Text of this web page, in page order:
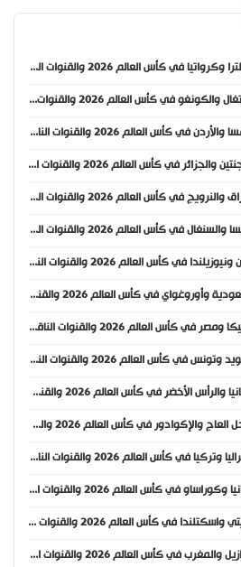
موعد مباراة إنجلترا وكرواتيا في كأس العالم 2026 والقنوات الناقلة
موعد مباراة البرتغال والكونغو في كأس العالم 2026 والقنوات الناقلة
موعد مباراة النمسا والأردن في كأس العالم 2026 والقنوات الناقلة
موعد مباراة الأرجنتين والجزائر في كأس العالم 2026 والقنوات الناقلة
موعد مباراة العراق والنرويج في كأس العالم 2026 والقنوات الناقلة
موعد مباراة فرنسا والسنغال في كأس العالم 2026 والقنوات الناقلة
موعد مباراة إيران ونيوزيلندا في كأس العالم 2026 والقنوات الناقلة
موعد مباراة السعودية وأوروغواي في كأس العالم 2026 والقنوات الناقلة
موعد مباراة بلجيكا ومصر في كأس العالم 2026 والقنوات الناقلة
موعد مباراة السويد وتونس في كأس العالم 2026 والقنوات الناقلة
موعد مباراة إسبانيا والرأس الأخضر في كأس العالم 2026 والقنوات الناقلة
موعد مباراة ساحل العاج والإكوادور في كأس العالم 2026 والقنوات الناقلة
موعد مباراة أستراليا وتركيا في كأس العالم 2026 والقنوات الناقلة
موعد مباراة ألمانيا وكوراساو في كأس العالم 2026 والقنوات الناقلة
موعد مباراة هايتي واسكتلندا في كأس العالم 2026 والقنوات الناقلة
موعد مباراة البرازيل والمغرب في كأس العالم 2026 والقنوات الناقلة